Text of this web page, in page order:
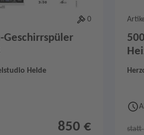
0
Geschirrspüler
Helde
850 € statt